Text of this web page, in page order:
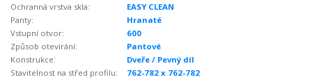
Ochranná vrstva skla:
EASY CLEAN
Panty:
Hranaté
Vstupní otvor:
600
Způsob otevírání:
Pantové
Konstrukce:
Dveře / Pevný díl
Stavitelnost na střed profilu:
762-782 x 762-782